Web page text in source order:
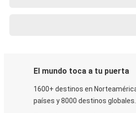
El mundo toca a tu puerta
1600+ destinos en
países y 8000 destinos